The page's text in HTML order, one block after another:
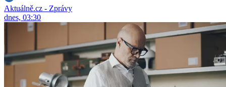
Aktuálně.cz - Zprávy
dnes, 03:30